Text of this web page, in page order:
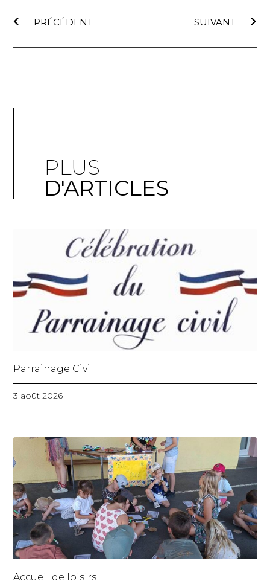
PRÉCÉDENT SUIVANT
PLUS
D'ARTICLES
Parrainage Civil
3 août 2026
Accueil de loisirs